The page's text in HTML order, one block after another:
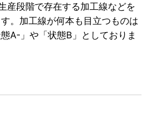
産段階で存在する加工線などを
。加工線が何本も目立つものは
A-」や「状態B」としておりま